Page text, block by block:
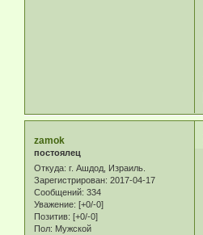
zamok
постоялец
Откуда: г. Ашдод, Израиль.
Зарегистрирован: 2017-04-17
Сообщений: 334
Уважение: [+0/-0]
Позитив: [+0/-0]
Пол: Мужской